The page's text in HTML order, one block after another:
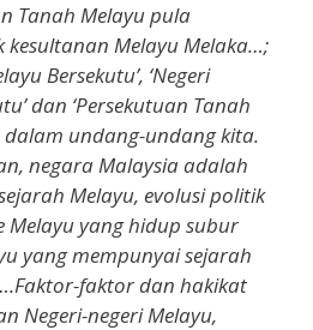
Tanah Melayu pula
kesultanan Melayu Melaka…;
Bersekutu’, ‘Negeri
dan ‘Persekutuan Tanah
dalam undang-undang kita.
negara Malaysia adalah
Melayu, evolusi politik
Melayu yang hidup subur
yang mempunyai sejarah
faktor dan hakikat
Negeri-negeri Melayu,